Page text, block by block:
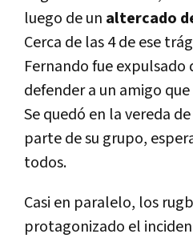
luego de un altercado
Cerca de las 4 de ese
Fernando fue
defender a un amigo
Se quedó en la vereda
parte de su grupo,
todos.
Casi en paralelo, los
protagonizado el